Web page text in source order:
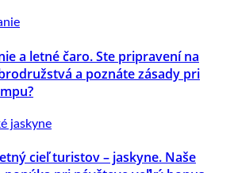
a letné čaro. Ste pripravení na
a poznáte zásady pri
cieľ turistov – jaskyne. Naše